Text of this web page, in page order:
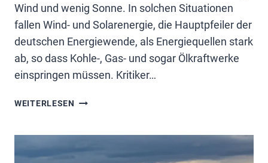
Wind und wenig Sonne. In solchen Situationen
fallen Wind- und Solarenergie, die Hauptpfeiler der
deutschen Energiewende, als Energiequellen stark
ab, so dass Kohle-, Gas- und sogar Ölkraftwerke
einspringen müssen. Kritiker…
WEITERLESEN DUNKELFLAUTE